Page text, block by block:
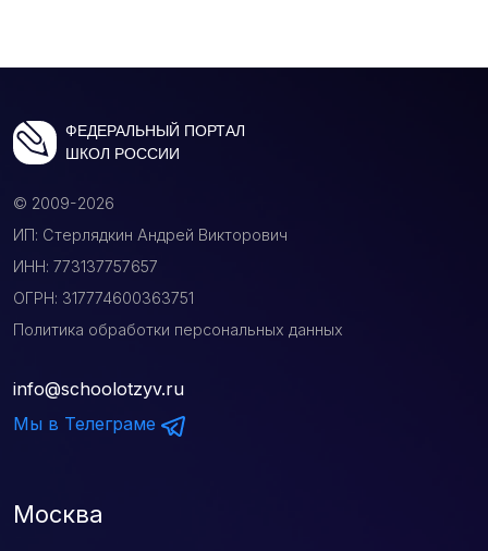
ФЕДЕРАЛЬНЫЙ ПОРТАЛ
ШКОЛ РОССИИ
© 2009-2026
ИП: Стерлядкин Андрей Викторович
ИНН: 773137757657
ОГРН: 317774600363751
Политика обработки персональных данных
info@schoolotzyv.ru
Мы в Телеграме
Москва